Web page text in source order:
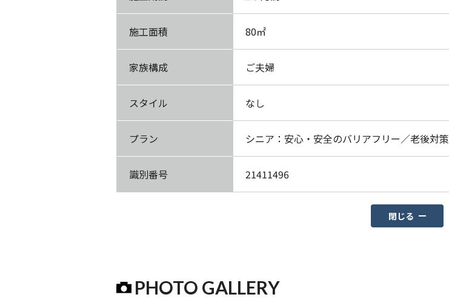
施工面積 80㎡
家族構成 ご夫婦
スタイル なし
プラン シニア：安心・安全のバリアフリー／老後対策
識別番号 21411496
閉じる
PHOTO GALLERY